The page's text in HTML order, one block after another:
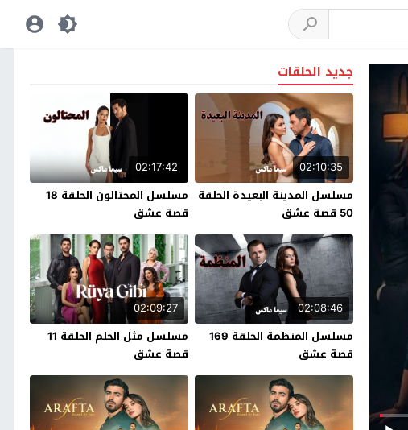
جديد الحلقات
02:10:35
مسلسل المدينة البعيدة الحلقة
50 قصة عشق
02:17:42
مسلسل المحتالون الحلقة 18
قصة عشق
02:08:46
مسلسل المنظمة الحلقة 169
قصة عشق
02:09:27
مسلسل مثل الحلم الحلقة 11
قصة عشق